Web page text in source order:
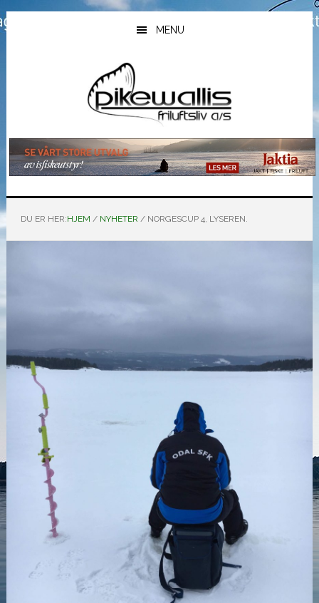
Hopp
til
Hopp
til
Hopp
til
MENU
DU ER HER:HJEM / NYHETER /NORGESCUP 4, LYSEREN.